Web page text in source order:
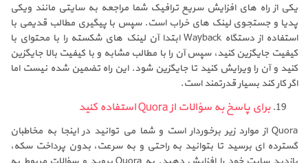
یکی از راه های افزایش سریع ترافیک شما مراجعه به سایتی مانند ویکی
پدیا و جستجوی لینک های خراب است. سپس با پیگیری مطالب قدیمی با
استفاده از دستگاه Wayback ابتدا آن لینک های شکسته را با محتوای با
کیفیت جایگزین کنید، سپس آن را با مطالب مشابه و با کیفیت بالا جایگزین
کنید و آن را ویرایش کنید تا جایگزین شود. این راه تضمین شده نیست اما
اگر کار کند بسیار قدرتمند است.
برای پاسخ به سؤالات از Quora استفاده کنید
Quora از موارد زیر برخوردار است و شما می توانید در اینجا به مخاطبان
گسترده ای برسید تا بتوانید به راحتی و به سرعت، بدون پرداخت سکه،